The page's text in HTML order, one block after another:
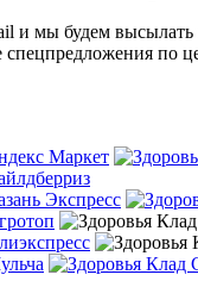
и мы будем
спецпредложения по